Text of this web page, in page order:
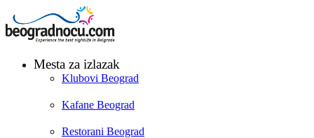
Mesta za izlazak
Klubovi Beograd
Kafane Beograd
Restorani Beograd